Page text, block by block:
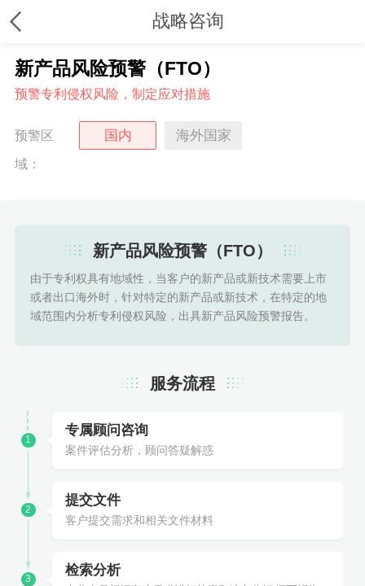
战略咨询
新产品风险预警（FTO）
预警专利侵权风险，制定应对措施
预警区
域：
国内 海外国家
新产品风险预警（FTO）
由于专利权具有地域性，当客户的新产品或新技术需要上市
或者出口海外时，针对特定的新产品或新技术，在特定的地
域范围内分析专利侵权风险，出具新产品风险预警报告。
服务流程
1
2
3
专属顾问咨询
案件评估分析，顾问答疑解惑
提交文件
客户提交需求和相关文件材料
检索分析